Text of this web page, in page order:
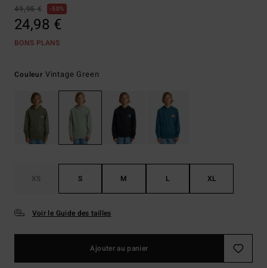
49,95 €
50%
24,98 €
BONS PLANS
Couleur Vintage Green
XS S M L XL
Voir le Guide des tailles
Ajouter au panier